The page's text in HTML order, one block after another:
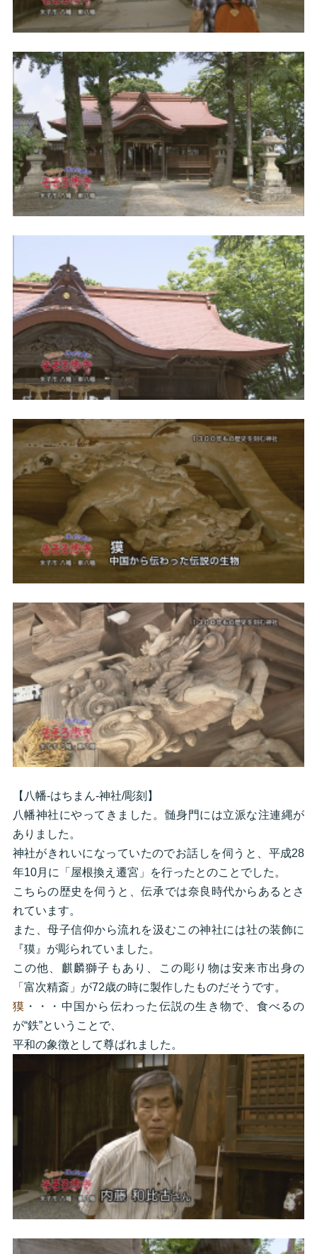
【八幡-はちまん-神社/彫刻】
八幡神社にやってきました。髄身門には立派な注連縄が
ありました。
神社がきれいになっていたのでお話しを伺うと、平成28
年10月に「屋根換え遷宮」を行ったとのことでした。
こちらの歴史を伺うと、伝承では奈良時代からあるとさ
れています。
また、母子信仰から流れを汲むこの神社には社の装飾に
『獏』が彫られていました。
この他、麒麟獅子もあり、この彫り物は安来市出身の
「富次精斎」が72歳の時に製作したものだそうです。
獏 ・・・中国から伝わった伝説の生き物で、食べるの
が“鉄”ということで、
平和の象徴として尊ばれました。